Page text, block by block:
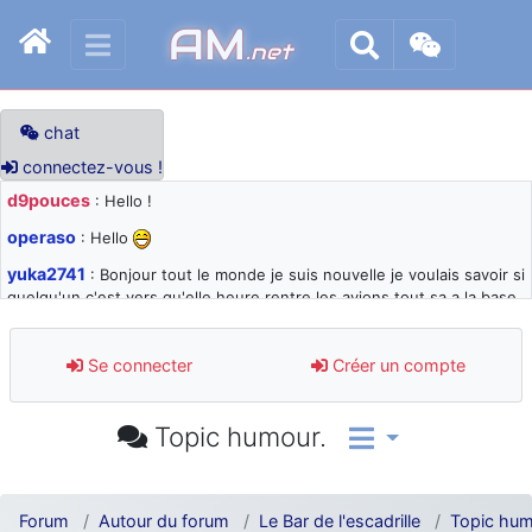
AM.net
chat
connectez-vous !
d9pouces : Hello !
operaso : Hello
yuka2741 : Bonjour tout le monde je suis nouvelle je voulais savoir si
quelqu'un c'est vers qu'elle heure rentre les avions tout sa a la base
d9pouces: désolé pour les quelques blocages du site ces derniers
jours : je teste des méthodes contre le spam et les bots trop nocifs
: Super, la nouvelle bannière
comprendre
Se connecter Créer un compte
Topic humour.
Forum Autour du forum Le Bar de l'escadrille Topic